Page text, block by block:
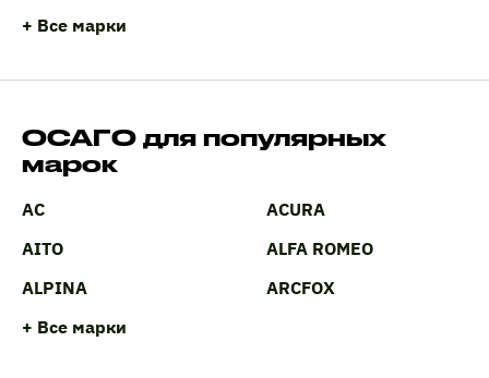
+ Все марки
ОСАГО для популярных
марок
AC
ACURA
AITO
ALFA ROMEO
ALPINA
ARCFOX
+ Все марки